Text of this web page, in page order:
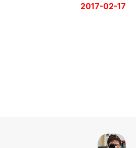
2017-02-17